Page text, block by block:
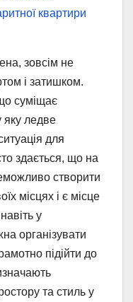
квартири
зовсім не
і затишком.
суміщає
яку ледве
для
здається, що на
створити
місцях і є місце
у
організувати
підійти до
та стиль у